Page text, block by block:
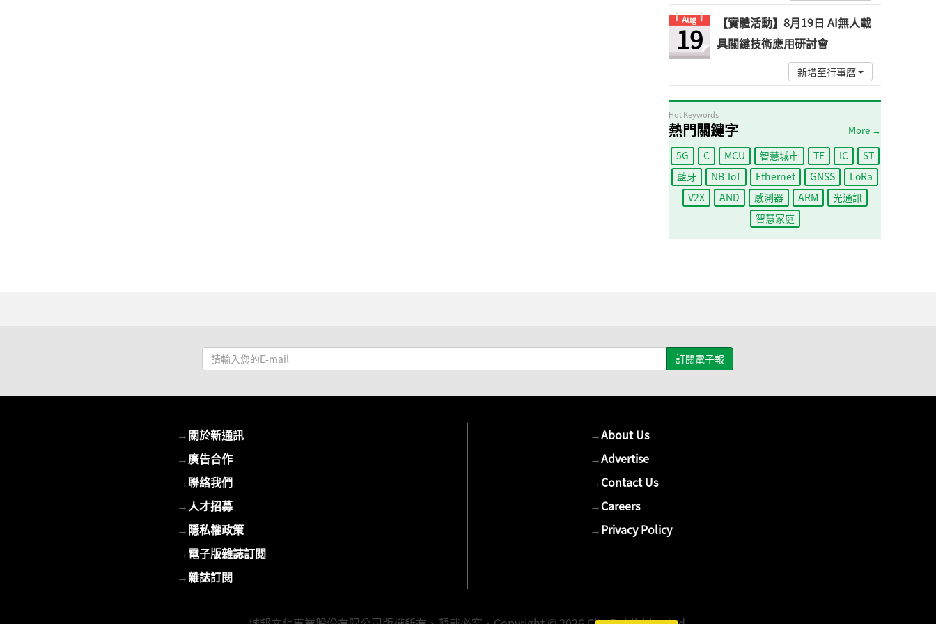
Aug
19
【實體活動】8月19日 AI無人載
具關鍵技術應用研討會
新增至行事曆
Hot Keywords
熱門關鍵字 More →
5G C MCU 智慧城市 TE IC
ST
藍牙
NB-IoT Ethernet GNSS
LoRa
V2X
AND 感測器 ARM
光通訊
智慧家庭
請
輸
E-
mail
→關於新通訊
→廣告合作
→聯絡我們
→人才招募
→隱私權政策
→電子版雜誌訂閱
→雜誌訂閱
→About Us
→Advertise
→Contact Us
→Careers
→Privacy Policy